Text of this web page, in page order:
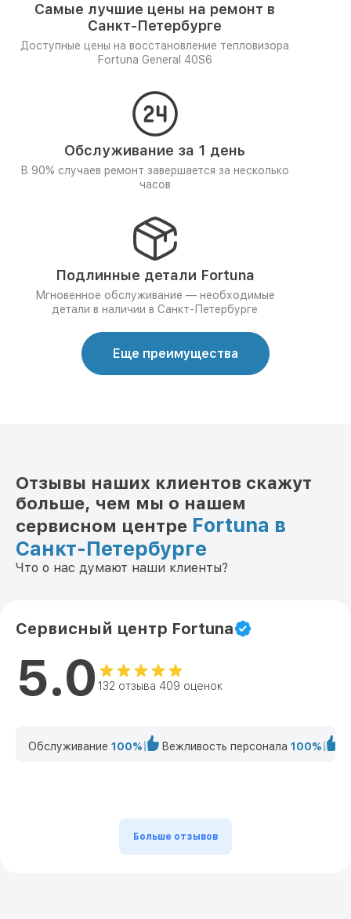
Самые лучшие цены на ремонт в
Санкт-Петербурге
Доступные цены на восстановление тепловизора
Fortuna General 40S6
Обслуживание за 1 день
В 90% случаев ремонт завершается за несколько
часов
Подлинные детали Fortuna
Мгновенное обслуживание — необходимые
детали в наличии в Санкт-Петербурге
Еще преимущества
Отзывы наших клиентов скажут
больше, чем мы о нашем
сервисном центре Fortuna в
Санкт-Петербурге
Что о нас думают наши клиенты?
Сервисный центр Fortuna
5.0 132 отзыва 409 оценок
Обслуживание 100% Вежливость персонала 100%
Больше отзывов